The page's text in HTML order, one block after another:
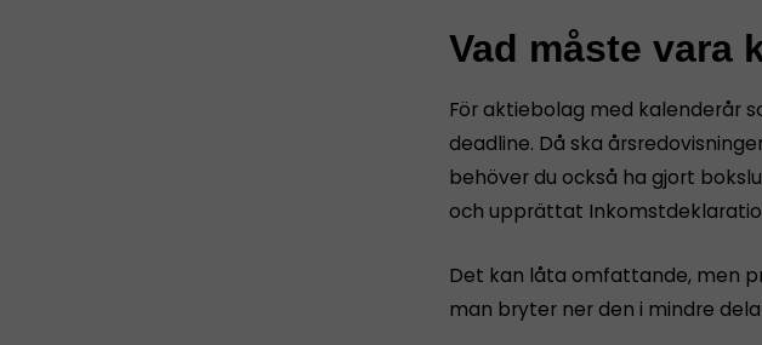
Vad måste vara
För aktiebolag med kalenderår
deadline. Då ska
behöver du också ha gjort
och upprättat
Det kan låta omfattande, men
man bryter ner den i mindre